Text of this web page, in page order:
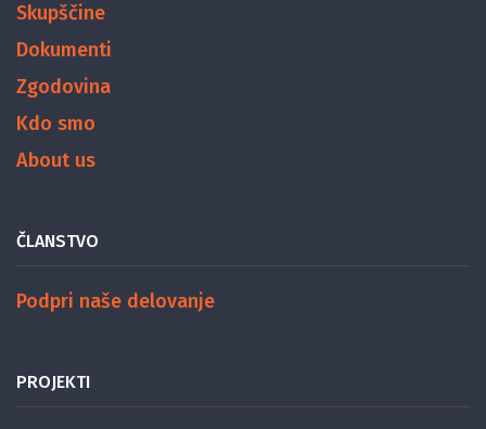
Skupščine
Dokumenti
Zgodovina
Kdo smo
About us
ČLANSTVO
Podpri naše delovanje
PROJEKTI